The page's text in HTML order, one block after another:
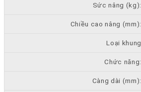
Sức nâng (kg):
Chiều cao nâng (mm):
Loại khung
Chức năng:
Càng dài (mm):